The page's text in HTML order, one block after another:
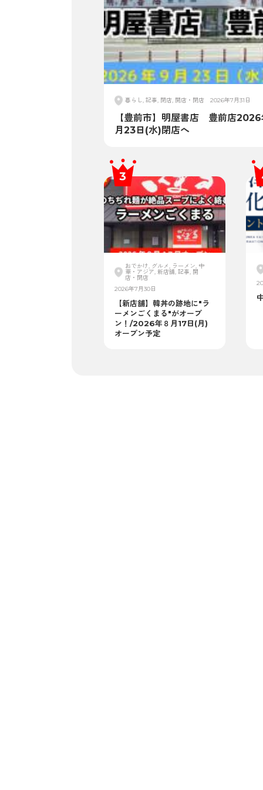
暮らし, 記事, 閉店, 開店・閉店 2026年7月31日
【豊前市】明屋書店 豊前店
月23日(水)閉店へ
おでかけ, グルメ, ラーメン, 中
華・アジア, 新店舗, 記事, 開
店・閉店
2026年7月30日
【新店舗】韓丼の跡地に"ラ
ーメンごくまる"がオープ
ン！/2026年８月17日(月)
オープン予定